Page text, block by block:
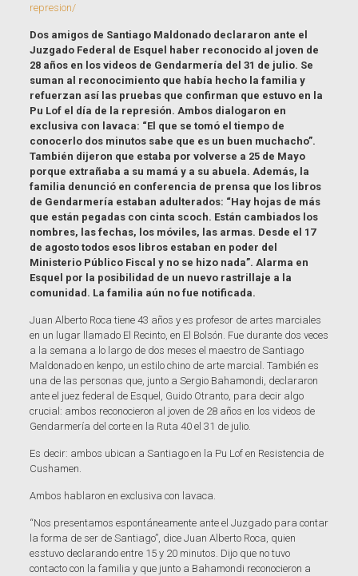
represion/
Dos amigos de Santiago Maldonado declararon ante el
Juzgado Federal de Esquel haber reconocido al joven de
28 años en los videos de Gendarmería del 31 de julio. Se
suman al reconocimiento que había hecho la familia y
refuerzan así las pruebas que confirman que estuvo en la
Pu Lof el día de la represión. Ambos dialogaron en
exclusiva con lavaca: “El que se tomó el tiempo de
conocerlo dos minutos sabe que es un buen muchacho”.
También dijeron que estaba por volverse a 25 de Mayo
porque extrañaba a su mamá y a su abuela. Además, la
familia denunció en conferencia de prensa que los libros
de Gendarmería estaban adulterados: “Hay hojas de más
que están pegadas con cinta scoch. Están cambiados los
nombres, las fechas, los móviles, las armas. Desde el 17
de agosto todos esos libros estaban en poder del
Ministerio Público Fiscal y no se hizo nada”. Alarma en
Esquel por la posibilidad de un nuevo rastrillaje a la
comunidad. La familia aún no fue notificada.
Juan Alberto Roca tiene 43 años y es profesor de artes marciales
en un lugar llamado El Recinto, en El Bolsón. Fue durante dos veces
a la semana a lo largo de dos meses el maestro de Santiago
Maldonado en kenpo, un estilo chino de arte marcial. También es
una de las personas que, junto a Sergio Bahamondi, declararon
ante el juez federal de Esquel, Guido Otranto, para decir algo
crucial: ambos reconocieron al joven de 28 años en los videos de
Gendarmería del corte en la Ruta 40 el 31 de julio.
Es decir: ambos ubican a Santiago en la Pu Lof en Resistencia de
Cushamen.
Ambos hablaron en exclusiva con lavaca.
“Nos presentamos espontáneamente ante el Juzgado para contar
la forma de ser de Santiago”, dice Juan Alberto Roca, quien
esstuvo declarando entre 15 y 20 minutos. Dijo que no tuvo
contacto con la familia y que junto a Bahamondi reconocieron a